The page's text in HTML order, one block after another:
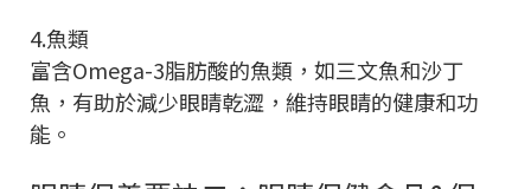
4.魚類
富含Omega-3脂肪酸的魚類，如三文魚和沙丁
魚，有助於減少眼睛乾澀，維持眼睛的健康和功
能。